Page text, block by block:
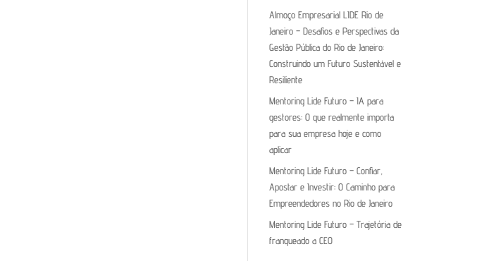
Almoço Empresarial LIDE Rio de
Janeiro – Desafios e Perspectivas da
Gestão Pública do Rio de Janeiro:
Construindo um Futuro Sustentável e
Resiliente
Mentoring Lide Futuro – IA para
gestores: O que realmente importa
para sua empresa hoje e como
aplicar
Mentoring Lide Futuro – Confiar,
Apostar e Investir: O Caminho para
Empreendedores no Rio de Janeiro
Mentoring Lide Futuro – Trajetória de
franqueado a CEO